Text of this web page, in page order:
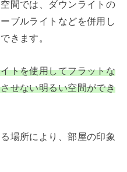
間では、ダウンライトの
ブルライトなどを併用し
きます。
トを使用してフラットな
せない明るい空間ができ
場所により、部屋の印象